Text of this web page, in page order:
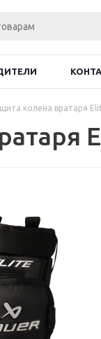
колена вратаря